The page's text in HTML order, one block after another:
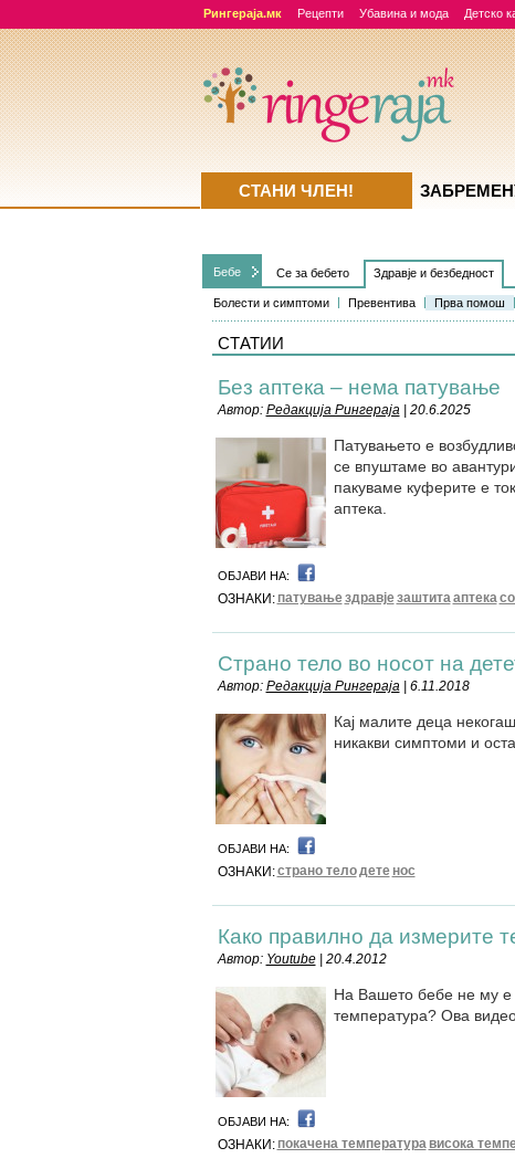
Рингераја.мк Рецепти Убавина и мода Детско
Бебе Се за бебето Здравје и безбедност
Болести и симптоми Превентива Прва помош
СТАТИИ
Без аптека – нема патување
Автор: Редакција Рингераја| 20.6.2025
Патувањето е
се впуштаме во
пакуваме куферите е
аптека.
ОБЈАВИ НА:
ОЗНАКИ: патувањездравјезаштитааптека
Страно тело во носот на
Автор: Редакција Рингераја| 6.11.2018
Кај малите деца
никакви симптоми и
ОБЈАВИ НА:
ОЗНАКИ:страно телодете нос
Како правилно да измерите
Автор: Youtube| 20.4.2012
На Вашето бебе не му е
температура? Ова
ОБЈАВИ НА:
ОЗНАКИ: покачена температура висока
СТАНИ ЧЛЕН!